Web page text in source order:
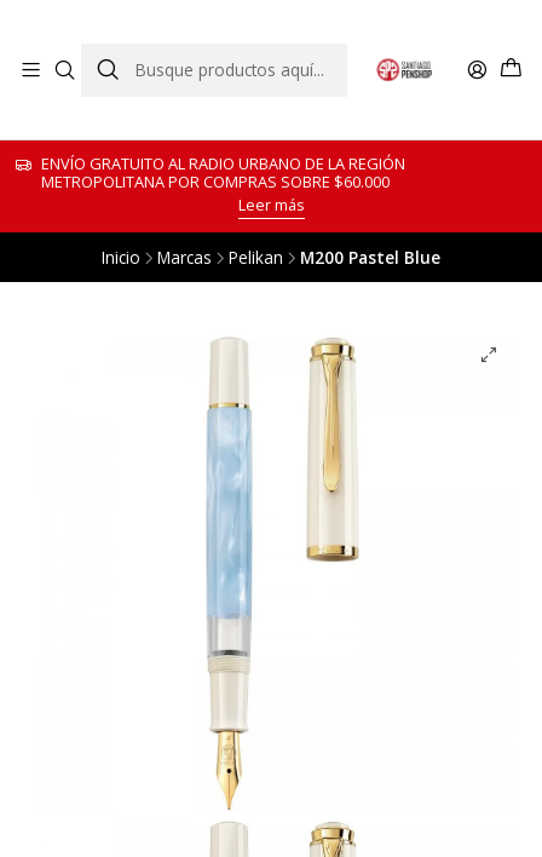
ENVÍO GRATUITO AL RADIO URBANO DE LA REGIÓN
METROPOLITANA POR COMPRAS SOBRE $60.000
Leer más
Inicio Marcas Pelikan M200 Pastel Blue